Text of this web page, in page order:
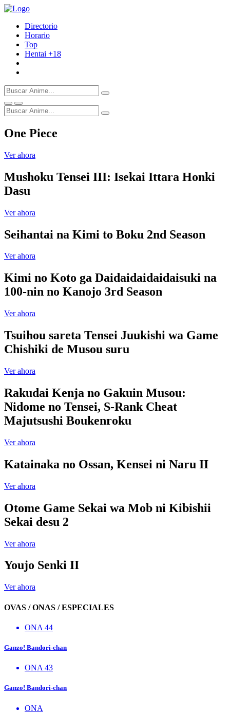
Directorio
Horario
Top
Hentai +18
One Piece
Ver ahora
Mushoku Tensei III: Isekai Ittara Honki
Dasu
Ver ahora
Seihantai na Kimi to Boku 2nd Season
Ver ahora
Kimi no Koto ga Daidaidaidaidaisuki na
100-nin no Kanojo 3rd Season
Ver ahora
Tsuihou sareta Tensei Juukishi wa Game
Chishiki de Musou suru
Ver ahora
Rakudai Kenja no Gakuin Musou:
Nidome no Tensei, S-Rank Cheat
Majutsushi Boukenroku
Ver ahora
Katainaka no Ossan, Kensei ni Naru II
Ver ahora
Otome Game Sekai wa Mob ni Kibishii
Sekai desu 2
Ver ahora
Youjo Senki II
Ver ahora
OVAS / ONAS / ESPECIALES
ONA 44
Ganzo! Bandori-chan
ONA 43
Ganzo! Bandori-chan
ONA